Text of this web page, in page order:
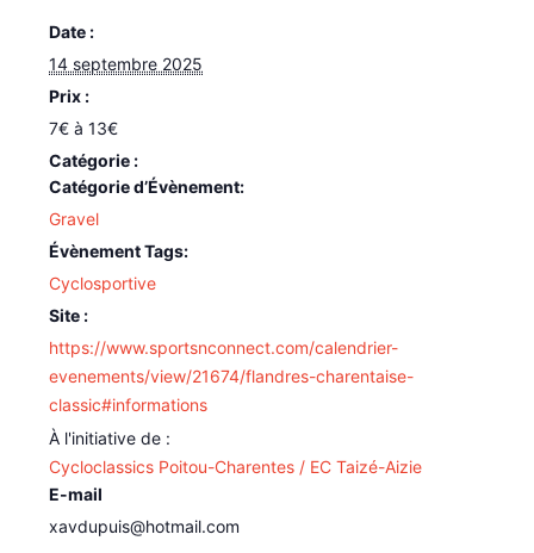
Date :
14 septembre 2025
Prix :
7€ à 13€
Catégorie d’Évènement:
Gravel
Évènement Tags:
Cyclosportive
Site :
https://www.sportsnconnect.com/calendrier-
evenements/view/21674/flandres-charentaise-
classic#informations
Cycloclassics Poitou-Charentes / EC Taizé-Aizie
E-mail
xavdupuis@hotmail.com